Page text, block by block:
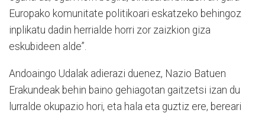
Europako komunitate politikoari eskatzeko behingoz
inplikatu dadin herrialde horri zor zaizkion giza
eskubideen alde”.
Andoaingo Udalak adierazi duenez, Nazio Batuen
Erakundeak behin baino gehiagotan gaitzetsi izan du
lurralde okupazio hori, eta hala eta guztiz ere, bereari